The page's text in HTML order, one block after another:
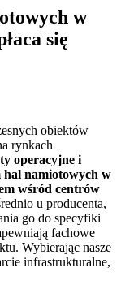
w
się
obiektów
rynkach
operacyjne i
hal namiotowych w
wśród centrów
u producenta,
go do specyfiki
fachowe
Wybierając nasze
infrastrukturalne,